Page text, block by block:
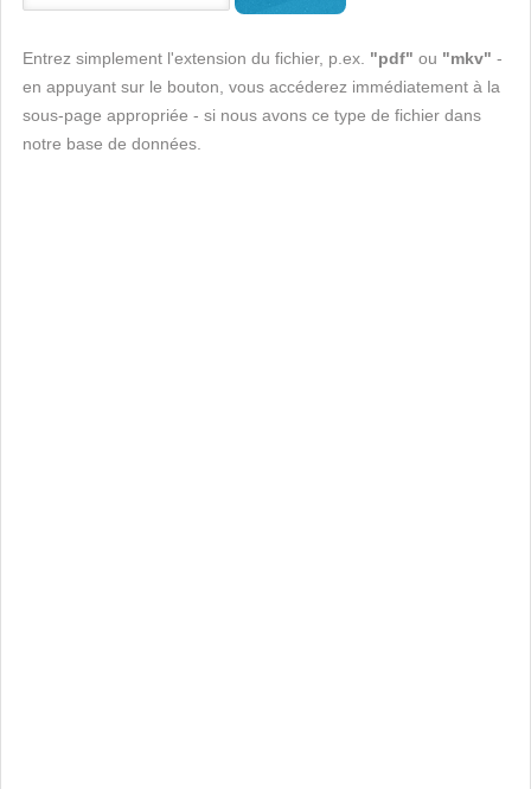
Entrez simplement l'extension du fichier, p.ex. "pdf" ou "mkv" -
en appuyant sur le bouton, vous accéderez immédiatement à la
sous-page appropriée - si nous avons ce type de fichier dans
notre base de données.